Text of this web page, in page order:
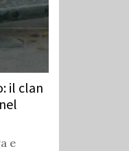
il clan
e